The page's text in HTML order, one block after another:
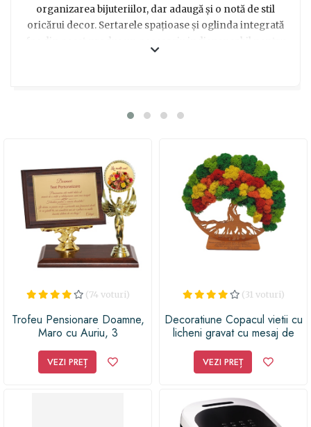
organizarea bijuteriilor, dar adaugă și o notă de stil
oricărui decor. Sertarele spațioase și oglinda integrată
fac din acest produs un accesoriu indispensabil pentru
adevărat răsfăț.
(74 voturi)
Trofeu Pensionare Doamne,
Maro cu Auriu, 3
VEZI PREȚ
(31 voturi)
Decoratiune Copacul vietii cu
licheni gravat cu mesaj de
o cariera deosebita, 20 cm,
Lemn
VEZI PREȚ